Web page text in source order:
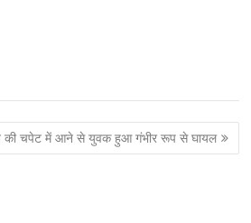
की चपेट में आने से युवक हुआ गंभीर रूप से घायल